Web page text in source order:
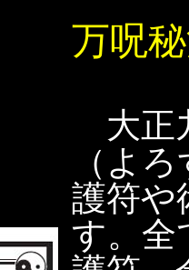
万呪
大正
（よ
護符や
す。全